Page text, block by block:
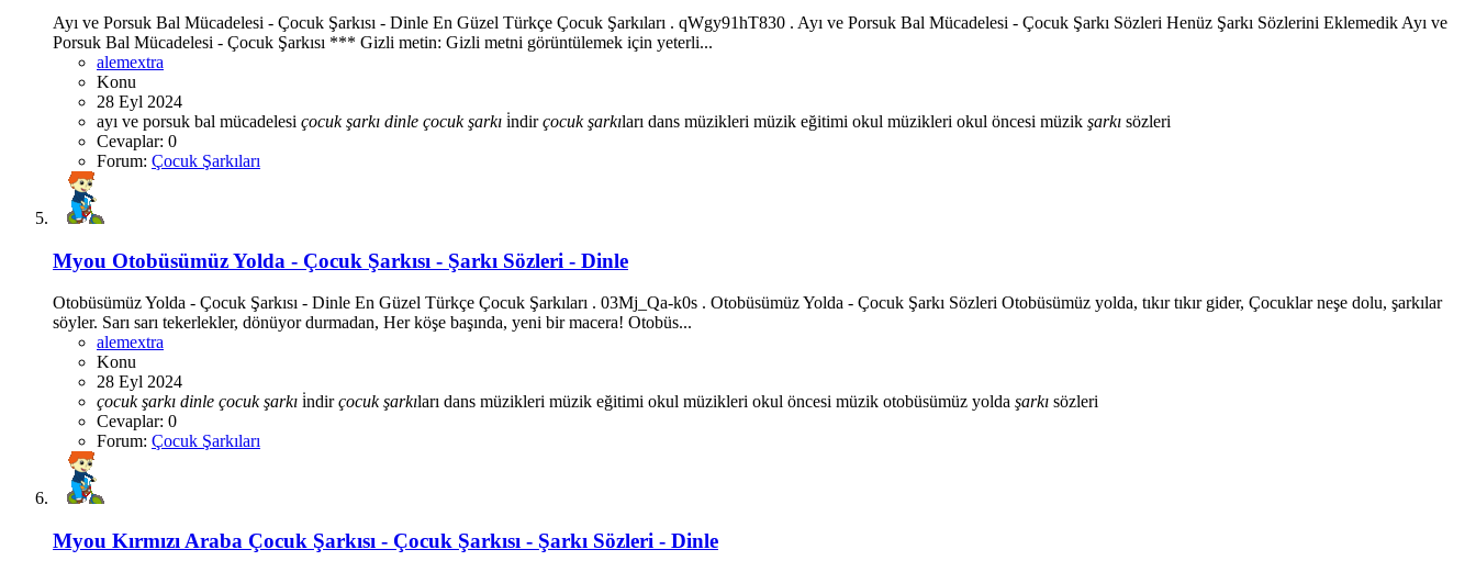
Ayı ve Porsuk Bal Mücadelesi - Çocuk Şarkısı - Dinle En Güzel Türkçe Çocuk Şarkıları . qWgy91hT830 . Ayı ve Porsuk Bal Mücadelesi - Çocuk Şarkı Sözleri Henüz Şarkı Sözlerini Eklemedik Ayı ve
Porsuk Bal Mücadelesi - Çocuk Şarkısı *** Gizli metin: Gizli metni görüntülemek için yeterli...
alemextra
Konu
28 Eyl 2024
ayı ve porsuk bal mücadelesi çocuk şarkı dinle çocuk şarkı i̇ndirçocuk şarkıları dans müzikleri müzik eğitimi okul müzikleri okul öncesi müzik şarkı sözleri
Cevaplar: 0
Forum: Çocuk Şarkıları
Myou Otobüsümüz Yolda - Çocuk Şarkısı - Şarkı Sözleri - Dinle
Otobüsümüz Yolda - Çocuk Şarkısı - Dinle En Güzel Türkçe Çocuk Şarkıları . 03Mj_Qa-k0s . Otobüsümüz Yolda - Çocuk Şarkı Sözleri Otobüsümüz yolda, tıkır tıkır gider, Çocuklar neşe dolu, şarkılar
söyler. Sarı sarı tekerlekler, dönüyor durmadan, Her köşe başında, yeni bir macera! Otobüs...
alemextra
Konu
28 Eyl 2024
çocuk şarkı dinle çocuk şarkı i̇ndirçocuk şarkıları dans müzikleri müzik eğitimi okul müzikleri okul öncesi müzik otobüsümüz yolda şarkı sözleri
Cevaplar: 0
Forum: Çocuk Şarkıları
Myou Kırmızı Araba Çocuk Şarkısı - Çocuk Şarkısı - Şarkı Sözleri - Dinle